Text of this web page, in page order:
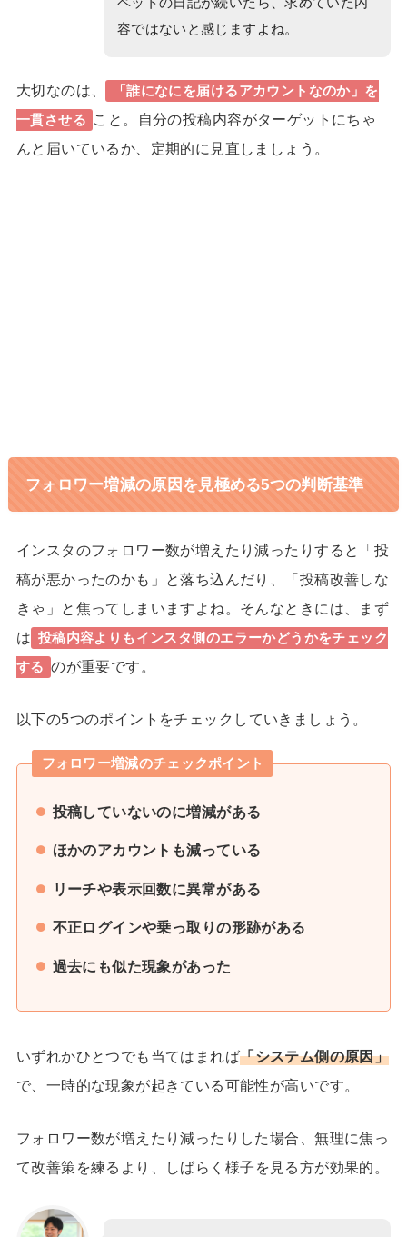
ペットの日記が続いたら、求めていた内
容ではないと感じますよね。
大切なのは、
「誰になにを届けるアカウントなのか」を
一貫させる
こと。
自分の投稿内容がターゲットにちゃ
んと届いているか、定期的に見直しましょう。
フォロワー増減の原因を見極める5つの判断基準
インスタのフォロワー数が増えたり減ったりすると「投
稿が悪かったのかも」と落ち込んだり、「投稿改善しな
きゃ」と焦ってしまいますよね。そんなときには、まず
は 投稿内容よりもインスタ側のエラーかどうかをチェック
する のが重要です。
以下の5つのポイント をチェックしていきましょう。
フォロワー増減のチェックポイント
投稿していないのに増減がある
ほかのアカウントも減っている
リーチや表示回数に異常がある
不正ログインや乗っ取りの形跡がある
過去にも似た現象があった
いずれかひとつでも当てはまれば「システム側の原因」
で、一時的な現象が起きている可能性が高いです。
フォロワー数が増えたり減ったりした場合、無理に焦っ
て改善策を練るより、
しばらく様子を見る方が効果的。